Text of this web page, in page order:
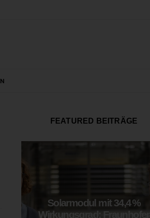
FEATURED BEITRÄGE
Solarmodul mit 34,4 %
Wirkungsgrad: Fraunhofer